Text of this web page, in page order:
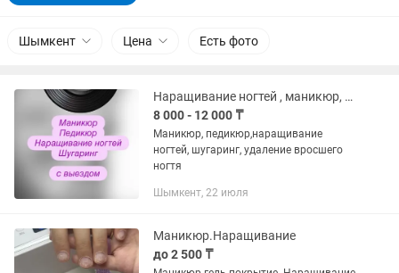
Шымкент Цена Есть фото
Наращивание ногтей , маникюр, педикюр, шугаринг
8 000 - 12 000 ₸
Маникюр, педикюр,наращивание
ногтей, шугаринг, удаление вросшего
ногтя
Шымкент, 22 июля
Маникюр.Наращивание
до 2 500 ₸